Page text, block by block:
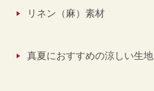
リネン（麻）素材
真夏におすすめの涼しい生地